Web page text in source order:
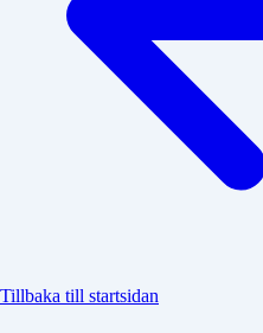
Tillbaka till startsidan